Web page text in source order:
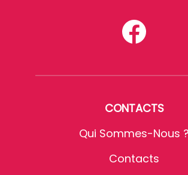
CONTACTS
Qui Sommes-Nous ?
Contacts